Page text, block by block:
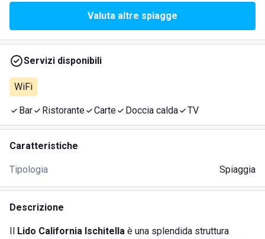
Valuta altre spiagge
Servizi disponibili
WiFi
Bar Ristorante Carte Doccia calda TV
Caratteristiche
Tipologia Spiaggia
Descrizione
Il Lido California Ischitella è una splendida struttura